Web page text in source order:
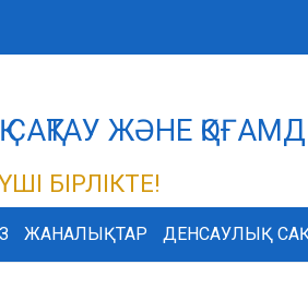
САҚТАУ ЖӘНЕ
БІРЛІКТЕ!
ЖАНАЛЫҚТАР ДЕНСАУЛЫҚ